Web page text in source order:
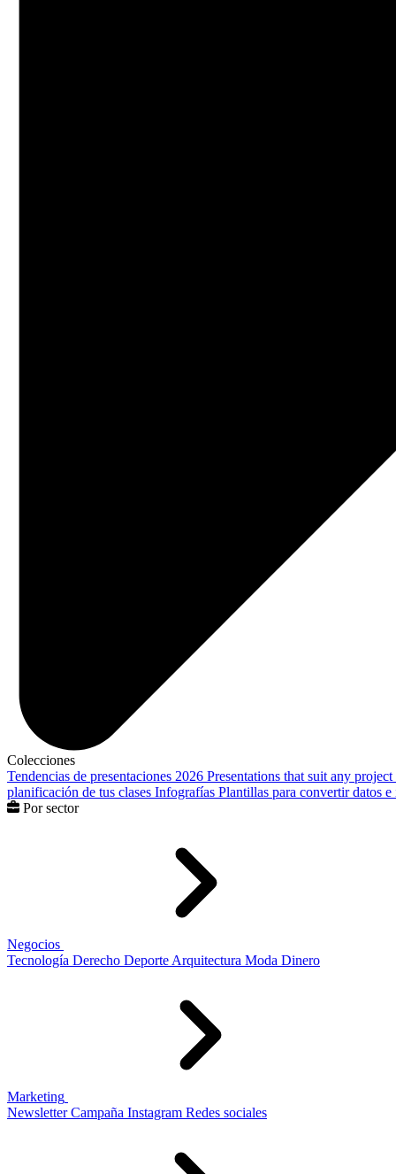
Colecciones
Tendencias de presentaciones 2026 Presentations that suit any project
planificación de tus clases Infografías Plantillas para convertir datos
Por sector
Negocios
Tecnología Derecho Deporte Arquitectura Moda Dinero
Marketing
Newsletter Campaña Instagram Redes sociales